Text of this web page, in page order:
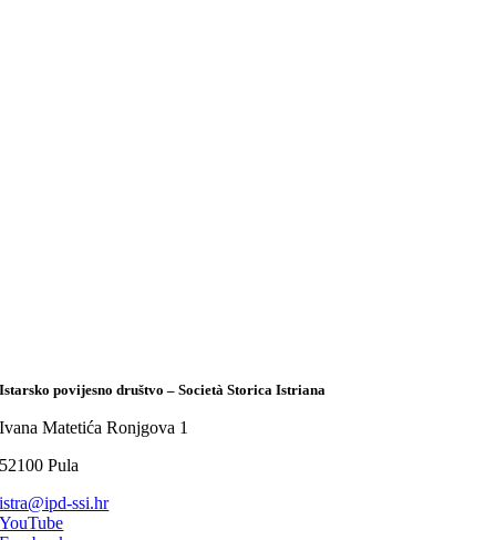
Istarsko povijesno društvo – Società Storica Istriana
Ivana Matetića Ronjgova 1
52100 Pula
istra@ipd-ssi.hr
YouTube